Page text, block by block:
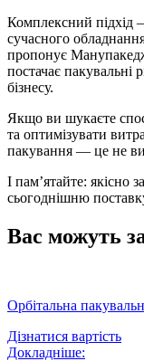
Комплексний підхід
сучасного
пропонує
постачає пакувальні
бізнесу.
Якщо ви шукаєте
та оптимізувати
пакування — це не
І пам’ятайте:
сьогоднішню
Вас можуть
Орбітальна
Дізнатися вартість
Докладніше: